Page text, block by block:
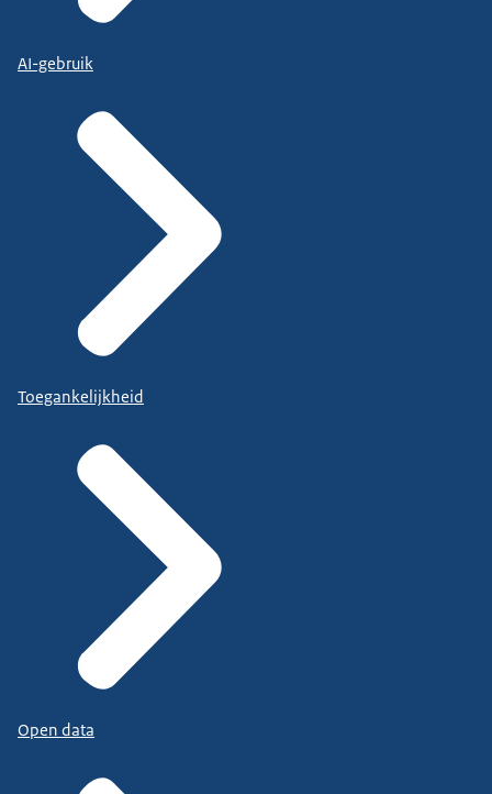
AI-gebruik
Toegankelijkheid
Open data